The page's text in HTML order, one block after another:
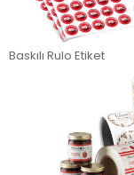
Baskılı Rulo Etiket